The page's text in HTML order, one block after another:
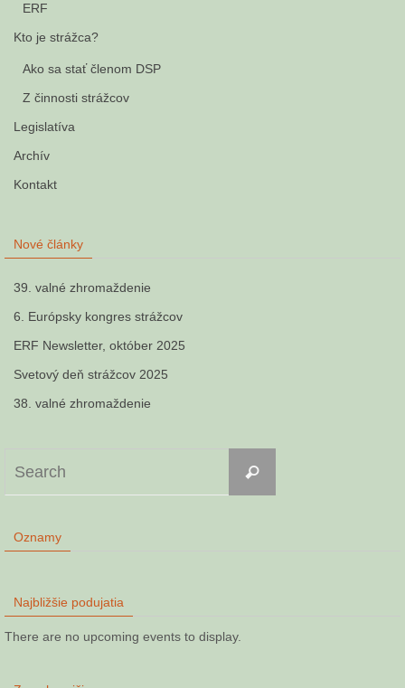
ERF
Kto je strážca?
Ako sa stať členom DSP
Z činnosti strážcov
Legislatíva
Archív
Kontakt
Nové články
39. valné zhromaždenie
6. Európsky kongres strážcov
ERF Newsletter, október 2025
Svetový deň strážcov 2025
38. valné zhromaždenie
Search
Oznamy
Najbližšie podujatia
There are no upcoming events to display.